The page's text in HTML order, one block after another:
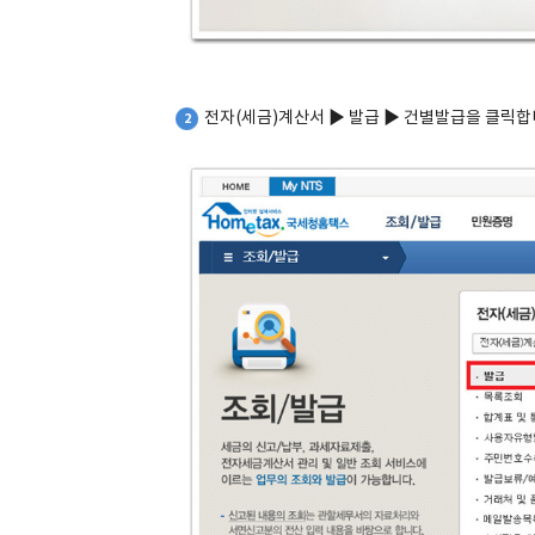
2 전자(세금)계산서 ▶ 발급 ▶ 건별발급을 클릭합